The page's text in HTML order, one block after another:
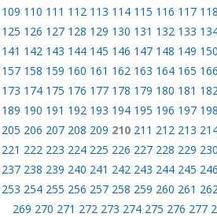
109 110 111 112 113 114 115 116 117 118
125 126 127 128 129 130 131 132 133
141 142 143 144 145 146 147 148 149 150
157 158 159 160 161 162 163 164 165 166
173 174 175 176 177 178 179 180 181
189 190 191 192 193 194 195 196 197 198
205 206 207 208 209 210 211 212 213
221 222 223 224 225 226 227 228 229 230
237 238 239 240 241 242 243 244 245 246
253 254 255 256 257 258 259 260 261
269 270 271 272 273 274 275 276 277